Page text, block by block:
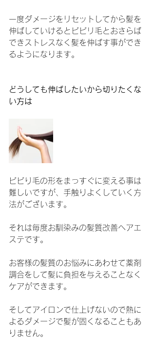
一度ダメージをリセットしてから髪を
伸ばしていけるとビビリ毛とおさらば
できストレスなく髪を伸ばす事ができ
るようになります。
どうしても伸ばしたいから切りたくな
い方は
ビビり毛の形をまっすぐに変える事は
難しいですが、手触りよくしていく方
法がございます。
それは毎度お馴染みの髪質改善ヘアエ
ステです。
お客様の髪質のお悩みにあわせて薬剤
調合をして髪に負担を与えることなく
ケアができます。
そしてアイロンで仕上げないので熱に
よるダメージで髪が固くなることもあ
りません。